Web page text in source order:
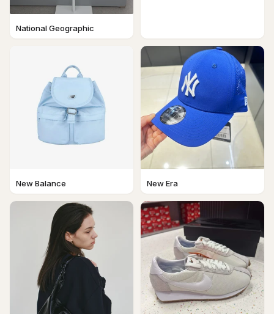
National Geographic
New Balance New Era